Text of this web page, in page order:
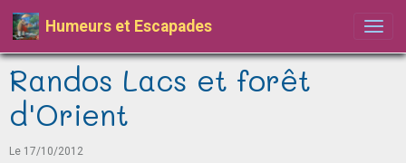
Humeurs et Escapades
Randos Lacs et forêt
d'Orient
Le 17/10/2012